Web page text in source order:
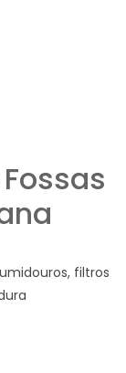
filtros